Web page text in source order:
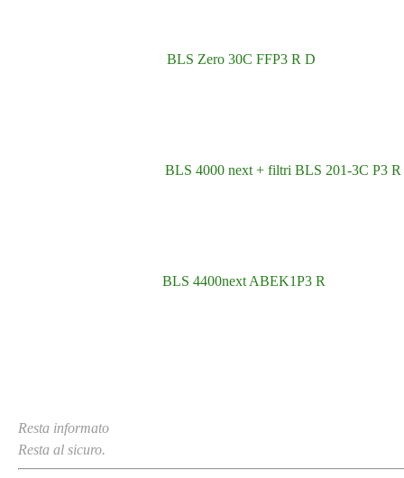
BLS Zero 30C FFP3 R D
BLS 4000 next + filtri BLS 201-3C P3 R
BLS 4400next ABEK1P3 R
Resta informato
Resta al sicuro.